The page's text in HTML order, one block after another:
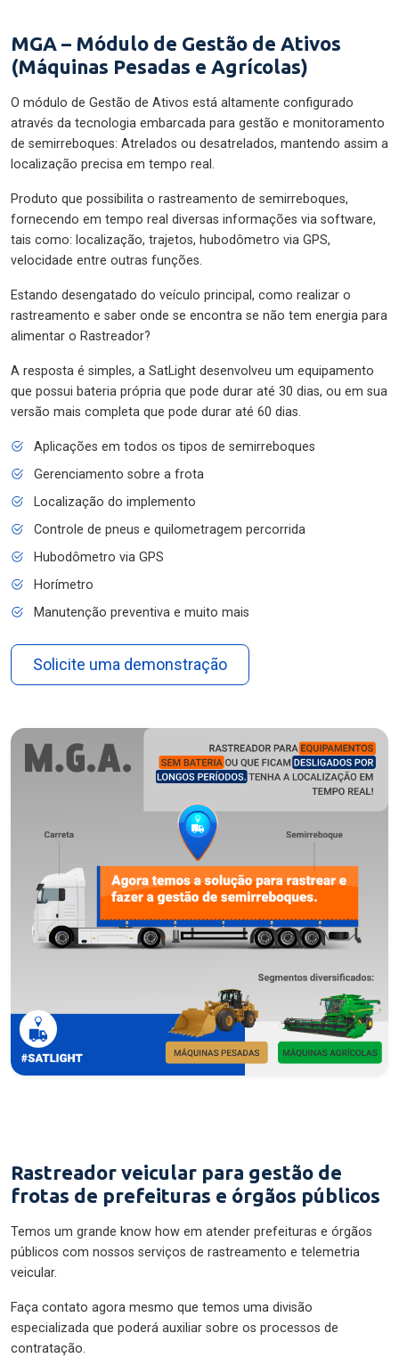
MGA – Módulo de Gestão de Ativos
(Máquinas Pesadas e Agrícolas)
O módulo de Gestão de Ativos está altamente configurado
através da tecnologia embarcada para gestão e monitoramento
de semirreboques: Atrelados ou desatrelados, mantendo assim a
localização precisa em tempo real.
Produto que possibilita o rastreamento de semirreboques,
fornecendo em tempo real diversas informações via software,
tais como: localização, trajetos, hubodômetro via GPS,
velocidade entre outras funções.
Estando desengatado do veículo principal, como realizar o
rastreamento e saber onde se encontra se não tem energia para
alimentar o Rastreador?
A resposta é simples, a SatLight desenvolveu um equipamento
que possui bateria própria que pode durar até 30 dias, ou em sua
versão mais completa que pode durar até 60 dias.
Aplicações em todos os tipos de semirreboques
Gerenciamento sobre a frota
Localização do implemento
Controle de pneus e quilometragem percorrida
Hubodômetro via GPS
Horímetro
Manutenção preventiva e muito mais
Solicite uma demonstração
Rastreador veicular para gestão de
frotas de prefeituras e órgãos públicos
Temos um grande know how em atender prefeituras e órgãos
públicos com nossos serviços de rastreamento e telemetria
veicular.
Faça contato agora mesmo que temos uma divisão
especializada que poderá auxiliar sobre os processos de
contratação.